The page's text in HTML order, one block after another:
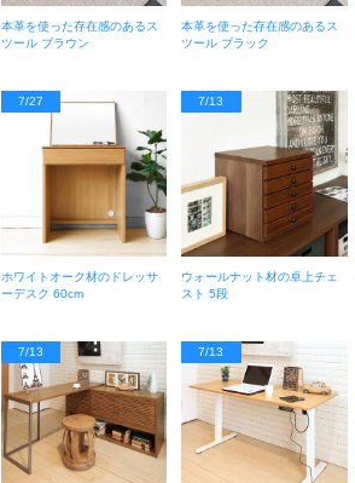
本革を使った存在感のあるス
ツール ブラウン
本革を使った存在感のあるス
ツール ブラック
7/27
ホワイトオーク材のドレッサ
ーデスク 60cm
7/13
ウォールナット材の卓上チェ
スト 5段
7/13 7/13